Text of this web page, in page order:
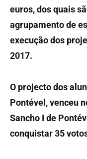
euros, dos quais
agrupamento de
execução dos
2017.
O projecto dos
Pontével, venceu
Sancho I de
conquistar 35